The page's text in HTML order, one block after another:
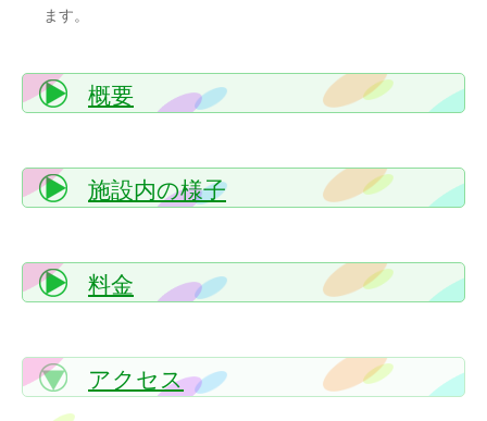
ます。
概要
施設内の様子
料金
アクセス